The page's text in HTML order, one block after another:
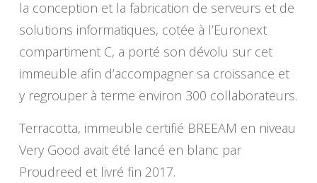
la conception et la fabrication de serveurs et de
solutions informatiques, cotée à l’Euronext
compartiment C, a porté son dévolu sur cet
immeuble afin d’accompagner sa croissance et
y regrouper à terme environ 300 collaborateurs.
Terracotta, immeuble certifié BREEAM en niveau
Very Good avait été lancé en blanc par
Proudreed et livré fin 2017.